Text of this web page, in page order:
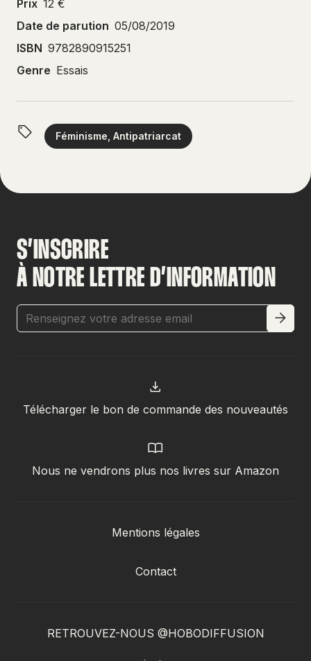
Prix 12 €
Date de parution 05/08/2019
ISBN 9782890915251
Genre Essais
Féminisme, Antipatriarcat
S’INSCRIRE
À NOTRE LETTRE D’INFORMATION
Télécharger le bon de commande des nouveautés
Nous ne vendrons plus nos livres sur Amazon
Mentions légales
Contact
RETROUVEZ-NOUS @HOBODIFFUSION